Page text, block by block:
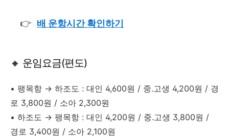
👉 배 운항시간 확인하기
🔸 운임요금(편도)
• 팽목항 → 하조도 : 대인 4,600원 / 중.고생 4,200원 / 경
로 3,800원 / 소아 2,300원
• 하조도 → 팽목항 : 대인 4,200원 / 중.고생 3,800원 /
경로 3,400원 / 소아 2,100원